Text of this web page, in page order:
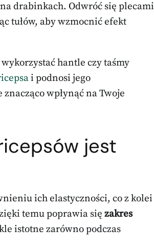
drabinkach. Odwróć się plecami
tułów, aby wzmocnić efekt
wykorzystać hantle czy taśmy
i podnosi jego
wpłynąć na Twoje
jest
ich elastyczności, co z kolei
temu poprawia się zakres
istotne zarówno podczas